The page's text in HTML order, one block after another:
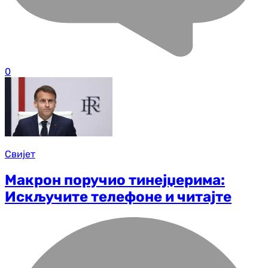
0
Свијет
Макрон поручио тинејџерима:
Искључите телефоне и читајте